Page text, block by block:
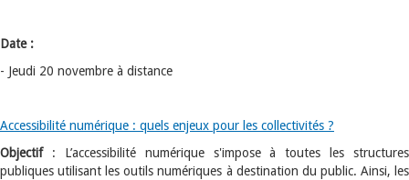
Date :
- Jeudi 20 novembre à distance
Accessibilité numérique : quels enjeux pour les collectivités ?
Objectif: L’accessibilité numérique s'impose à toutes les structures
publiques utilisant les outils numériques à destination du public. Ainsi, les